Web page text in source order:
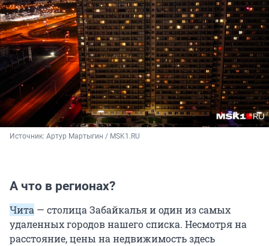
Источник: Артур Мартыгин / MSK1.RU
А что в регионах?
Чита — столица Забайкалья и один из самых
удаленных городов нашего списка. Несмотря на
расстояние, цены на недвижимость здесь